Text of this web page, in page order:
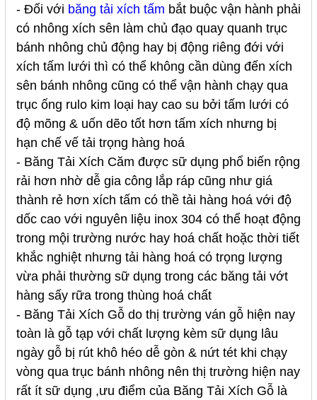
- Đối với băng tải xích tấm bắt buộc vận hành phải
có nhông xích sên làm chủ đạo quay quanh trục
bánh nhông chủ động hay bị động riêng đới với
xích tấm lưới thì có thể không cần dùng đến xích
sên bánh nhông cũng có thể vận hành chạy qua
trục ống rulo kim loại hay cao su bởi tấm lưới có
độ mõng & uốn dẽo tốt hơn tấm xích nhưng bị
hạn chế vế tải trọng hàng hoá
- Băng Tải Xích Căm được sữ dụng phổ biến rộng
rải hơn nhờ dễ gia công lắp ráp cũng như giá
thành rẻ hơn xích tấm có thề tải hàng hoá với độ
dốc cao với nguyên liệu inox 304 có thể hoạt động
trong mội trường nước hay hoá chất hoặc thời tiết
khắc nghiệt nhưng tải hàng hoá có trọng lượng
vừa phải thường sữ dụng trong các băng tải vớt
hàng sấy rữa trong thùng hoá chất
- Băng Tải Xích Gỗ do thị trường ván gỗ hiện nay
toàn là gỗ tạp với chất lượng kèm sữ dụng lâu
ngày gỗ bị rút khô héo dễ gòn & nứt tét khi chạy
vòng qua trục bánh nhông nên thị trường hiện nay
rất ít sữ dụng ,ưu điểm của Băng Tải Xích Gỗ là